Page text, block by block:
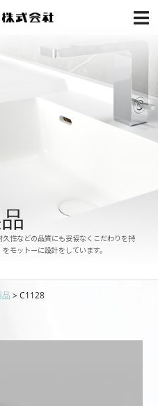
性などの品質にも妥協なくこだわりを持
モットーに設計をしています。
>C1128